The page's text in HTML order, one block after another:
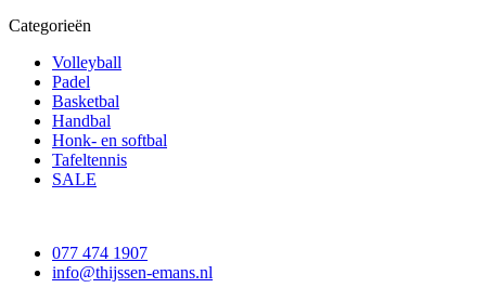
Categorieën
Volleyball
Padel
Basketbal
Handbal
Honk- en softbal
Tafeltennis
SALE
077 474 1907
info@thijssen-emans.nl